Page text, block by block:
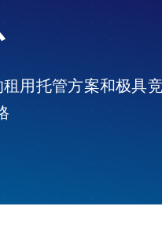
用托管方案和极具